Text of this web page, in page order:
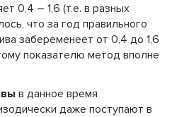
0,4 – 1,6 (т.е. в разных
что за год правильного
забеременеет от 0,4 до 1,6
показателю метод вполне
в данное время
даже поступают в